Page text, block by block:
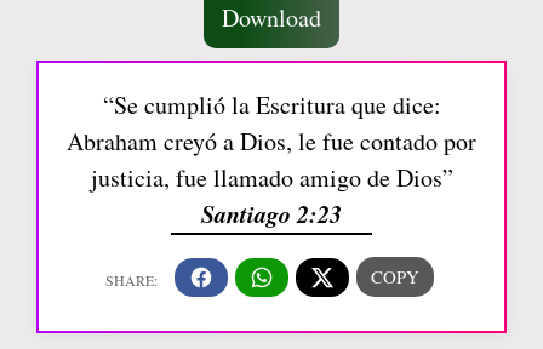
Download
“Se cumplió la Escritura que dice:
Abraham creyó a Dios, le fue contado por
justicia, fue llamado amigo de Dios”
Santiago 2:23